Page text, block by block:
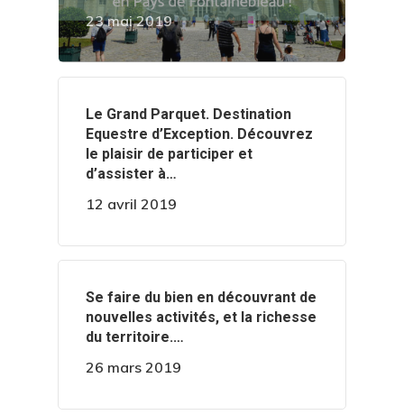
23 mai 2019
‍️Le Grand Parquet. Destination
Equestre d’Exception. Découvrez
le plaisir de participer et
d’assister à…
12 avril 2019
‍️Se faire du bien en découvrant de
nouvelles activités, et la richesse
du territoire.…
26 mars 2019